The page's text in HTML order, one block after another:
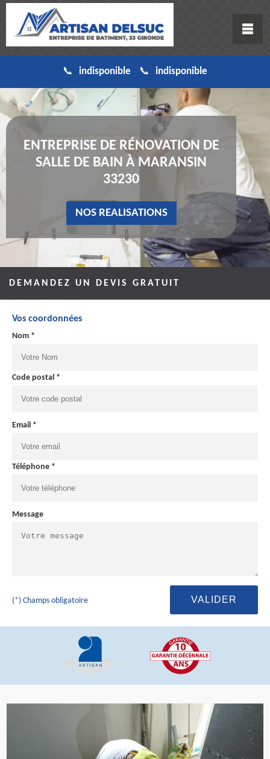
indisponible indisponible
ENTREPRISE DE RÉNOVATION DE
SALLE DE BAIN À MARANSIN
33230
NOS REALISATIONS
DEMANDEZ UN DEVIS GRATUIT
Vos coordonnées
Nom *
Code postal *
Email *
Téléphone *
Message
(*) Champs obligatoire